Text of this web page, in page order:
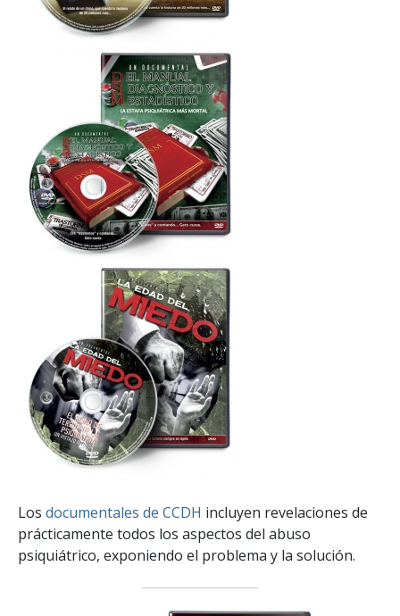
Los documentales de CCDH incluyen revelaciones de
prácticamente todos los aspectos del abuso
psiquiátrico, exponiendo el problema y la solución.